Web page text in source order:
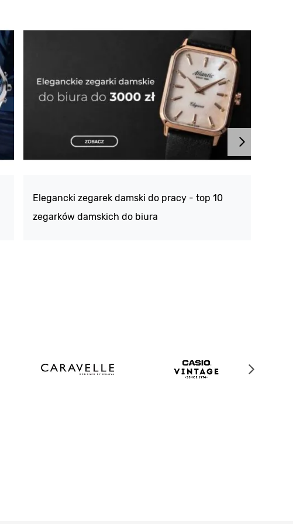
Elegancki zegarek damski do pracy - top 10
zegarków damskich do biura